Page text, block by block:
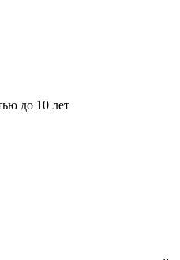
до 10 лет